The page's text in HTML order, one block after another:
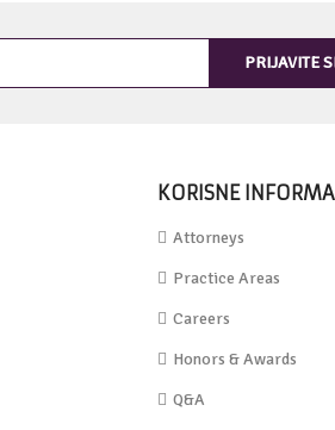
KORISNE
Attorneys
Practice Areas
Careers
Honors & Awards
Q&A